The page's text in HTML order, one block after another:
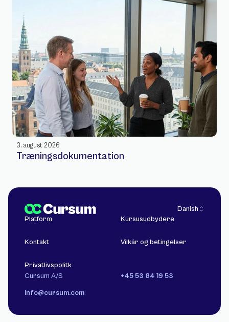
3. august 2026
Træningsdokumentation
Select Language
Danish
Platform
Kursusudbydere
Kontakt Vilkår og betingelser
Privatlivspolitk
Cursum A/S
+45 53 84 19 53
info@cursum.com